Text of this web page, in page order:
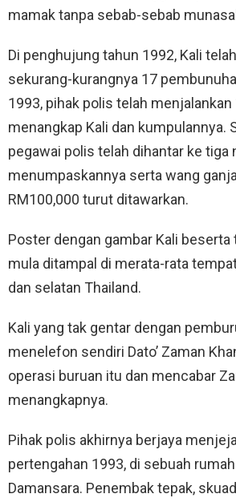
mamak tanpa sebab-sebab
Di penghujung tahun 1992, Kali
sekurang-kurangnya 17
1993, pihak polis telah menjalankan
menangkap Kali dan kumpulannya.
pegawai polis telah dihantar ke tiga
menumpaskannya serta wang
RM100,000 turut ditawarkan.
Poster dengan gambar Kali beserta
mula ditampal di merata-rata
dan selatan Thailand.
Kali yang tak gentar dengan
menelefon sendiri Dato’ Zaman
operasi buruan itu dan mencabar
menangkapnya.
Pihak polis akhirnya berjaya
pertengahan 1993, di sebuah
Damansara. Penembak tepak,